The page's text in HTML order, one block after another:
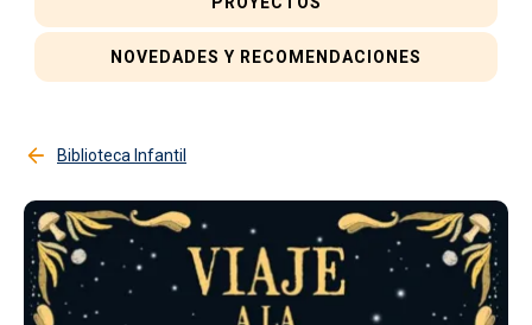
NOVEDADES Y RECOMENDACIONES
Biblioteca Infantil